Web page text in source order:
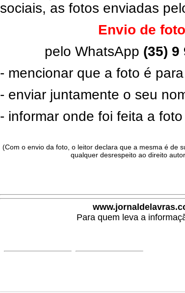
sociais, as fotos enviadas
Envio de
pelo WhatsApp (35) 9
- mencionar que a foto é
- enviar juntamente o seu
- informar onde foi feita a foto
(Com o envio da foto, o leitor declara que a mesma é de
qualquer desrespeito ao direito
Para quem leva a